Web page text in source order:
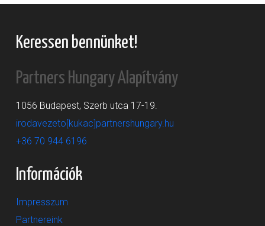
Keressen bennünket!
Partners Hungary Alapítvány
1056 Budapest, Szerb utca 17-19.
irodavezeto[kukac]partnershungary.hu
+36 70 944 6196
Információk
Impresszum
Partnereink